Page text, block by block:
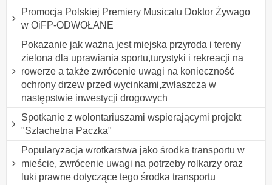
Promocja Polskiej Premiery Musicalu Doktor Żywago
w OiFP-ODWOŁANE
Pokazanie jak ważna jest miejska przyroda i tereny
zielona dla uprawiania sportu,turystyki i rekreacji na
rowerze a także zwrócenie uwagi na konieczność
ochrony drzew przed wycinkami,zwłaszcza w
następstwie inwestycji drogowych
Spotkanie z wolontariuszami wspierającymi projekt
"Szlachetna Paczka"
Popularyzacja wrotkarstwa jako środka transportu w
mieście, zwrócenie uwagi na potrzeby rolkarzy oraz
luki prawne dotyczące tego środka transportu